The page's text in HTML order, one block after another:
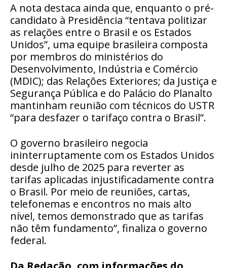
A nota destaca ainda que, enquanto o pré-
candidato à Presidência “tentava politizar
as relações entre o Brasil e os Estados
Unidos”, uma equipe brasileira composta
por membros do ministérios do
Desenvolvimento, Indústria e Comércio
(MDIC); das Relações Exteriores; da Justiça e
Segurança Pública e do Palácio do Planalto
mantinham reunião com técnicos do USTR
“para desfazer o tarifaço contra o Brasil”.
O governo brasileiro negocia
ininterruptamente com os Estados Unidos
desde julho de 2025 para reverter as
tarifas aplicadas injustificadamente contra
o Brasil. Por meio de reuniões, cartas,
telefonemas e encontros no mais alto
nível, temos demonstrado que as tarifas
não têm fundamento”, finaliza o governo
federal.